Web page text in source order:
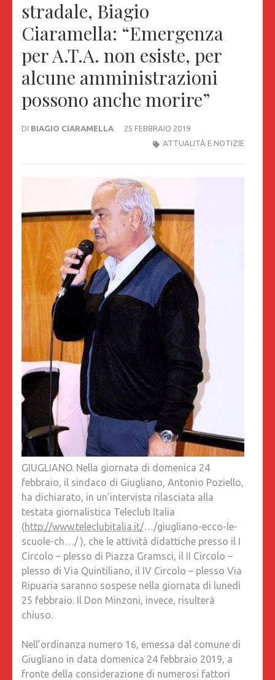
stradale, Biagio
Ciaramella: “Emergenza
per A.T.A. non esiste, per
alcune amministrazioni
possono anche morire”
DI BIAGIO CIARAMELLA
25 FEBBRAIO 2019
ATTUALITÀ E NOTIZIE
GIUGLIANO. Nella giornata di domenica 24
febbraio, il sindaco di Giugliano, Antonio Poziello,
ha dichiarato, in un’intervista rilasciata alla
testata giornalistica Teleclub Italia
(http://www.teleclubitalia.it/…/giugliano-ecco-le-
scuole-ch…/ ), che le attività didattiche presso il I
Circolo – plesso di Piazza Gramsci, il II Circolo –
plesso di Via Quintiliano, il IV Circolo – plesso Via
Ripuaria saranno sospese nella giornata di lunedì
25 febbraio. Il Don Minzoni, invece, risulterà
chiuso.
Nell’ordinanza numero 16, emessa dal comune di
Giugliano in data domenica 24 febbraio 2019, a
fronte della considerazione di numerosi fattori